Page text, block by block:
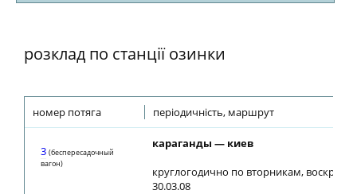
розклад по станції озинки
номер потяга періодичність, маршрут
3 (беспересадочный
вагон)
караганды — киев
круглогодично по вторникам,
30.03.08